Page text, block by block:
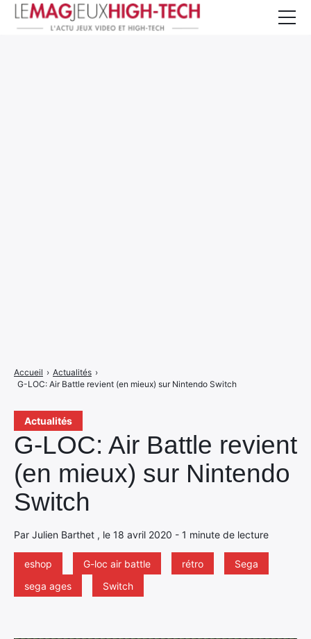
Actualités
G-LOC: Air Battle revient
(en mieux) sur Nintendo
Switch
Par Julien Barthet , le 18 avril 2020 - 1 minute de lecture
eshop G-loc air battle rétro
Sega
sega ages
Switch
Accueil › Actualités ›
G-LOC: Air Battle revient (en mieux) sur Nintendo Switch